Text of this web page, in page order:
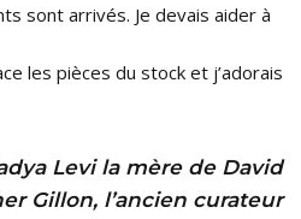
sont arrivés. Je devais aider à
les pièces du stock et j’adorais
Levi la mère de David
Gillon, l’ancien curateur